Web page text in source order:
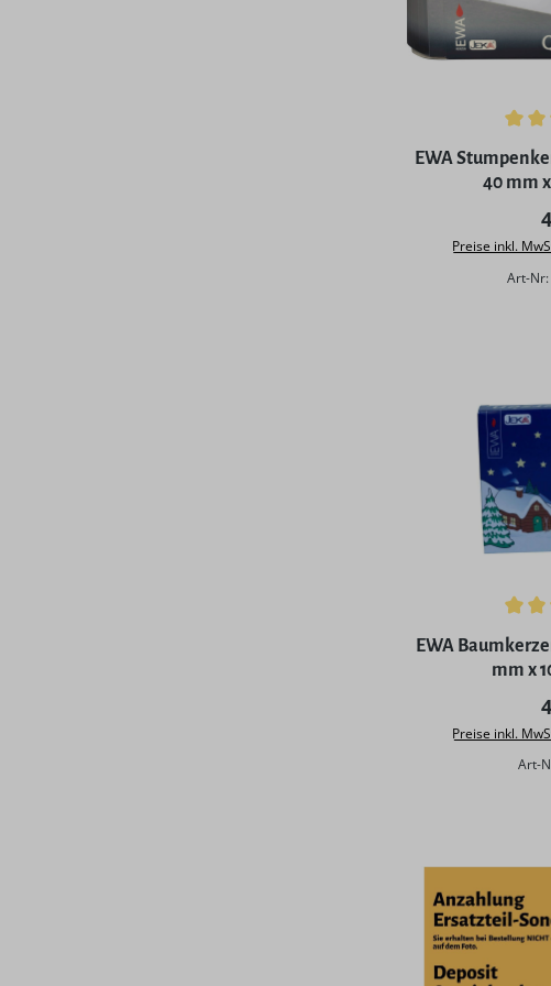
EWA
40 mm
Preise inkl.
Art-Nr:
EWA Baumkerzen
mm x
Preise inkl.
Art-